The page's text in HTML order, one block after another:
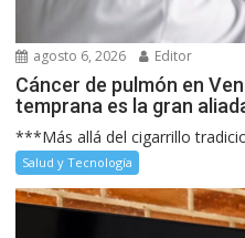
agosto 6, 2026 Editor
Cáncer de pulmón en
temprana es la gran
***Más allá del cigarrillo
Salud y Tecnología